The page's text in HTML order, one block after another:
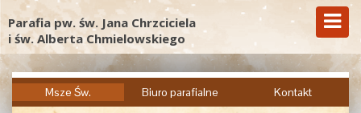
Parafia pw. św. Jana Chrzciciela
i św. Alberta Chmielowskiego
Msze Św. Biuro parafialne Kontakt